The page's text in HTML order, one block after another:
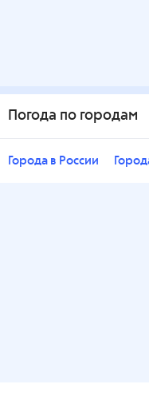
Погода по городам
Города в России